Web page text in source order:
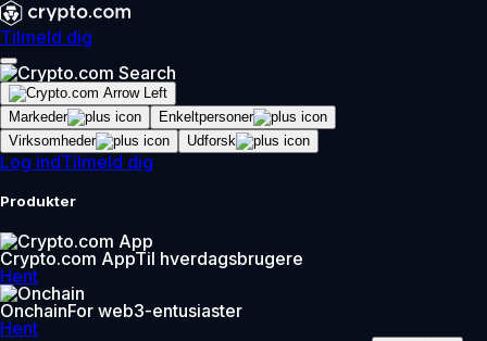
Tilmeld dig
Markeder
Enkeltpersoner
Virksomheder
Udforsk
Log indTilmeld dig
Produkter
Crypto.com AppTil hverdagsbrugere
Hent
OnchainFor web3-entusiaster
Hent